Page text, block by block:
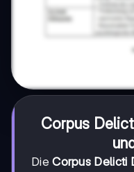
Corpus
DieCorpus Delicti